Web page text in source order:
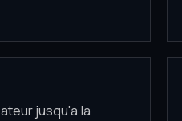
jusqu'a la